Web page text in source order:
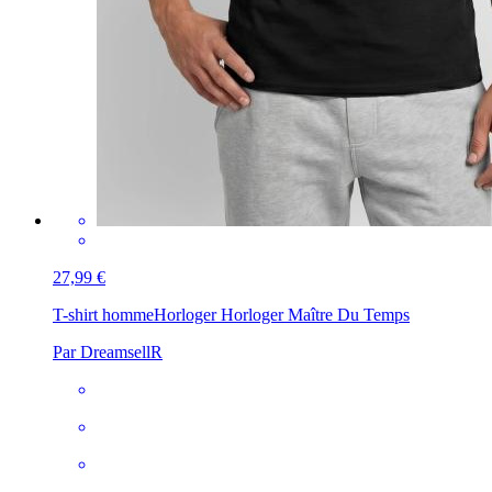
27,99 €
T-shirt hommeHorloger Horloger Maître Du Temps
Par DreamsellR